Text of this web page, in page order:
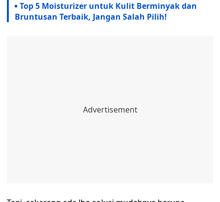
Top 5 Moisturizer untuk Kulit Berminyak dan
Bruntusan Terbaik, Jangan Salah Pilih!